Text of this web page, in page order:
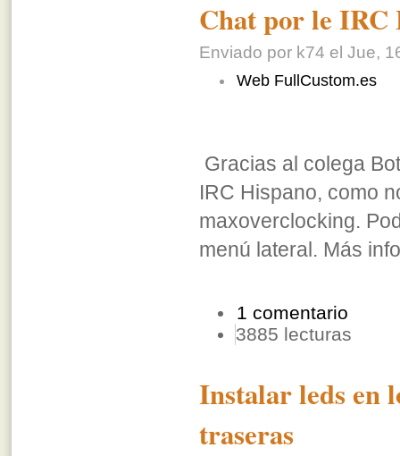
Chat por le IRC
Enviado por k74 el Jue,
Web FullCustom.es
Gracias al colega
IRC Hispano, como
maxoverclocking.
menú lateral. Más
1 comentario
3885 lecturas
Instalar leds en
traseras